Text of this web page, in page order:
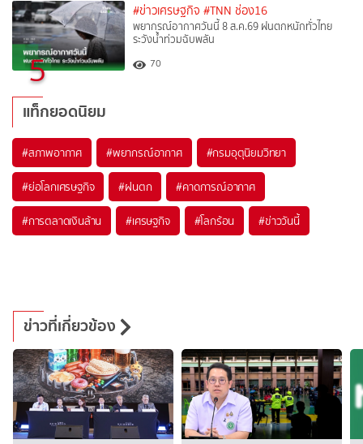
5
#ข่าวเศรษฐกิจ #TNN ช่อง16
พยากรณ์อากาศวันนี้ 8 ส.ค.69 ฝนตกหนักทั่วไทย
ระวังน้ำท่วมฉับพลัน
70
แท็กยอดนิยม
#สภาพอากาศ #พยากรณ์อากาศ #กรมอุตุนิยมวิทยา
#ย่อโลกเศรษฐกิจ #ฝนตก #คาดการณ์อากาศ
#การตลาดเงินล้าน #เศรษฐกิจ #โลกร้อน #ข่าววันนี้
ข่าวที่เกี่ยวข้อง